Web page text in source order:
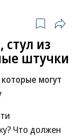
стул из
штучки
могут
Что должен